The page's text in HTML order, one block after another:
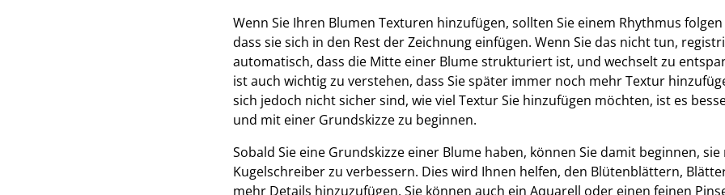
Wenn Sie Ihren Blumen Texturen hinzufügen, sollten Sie einem Rhythmus
dass sie sich in den Rest der Zeichnung einfügen. Wenn Sie das nicht tun,
automatisch, dass die Mitte einer Blume strukturiert ist, und wechselt zu
ist auch wichtig zu verstehen, dass Sie später immer noch mehr Textur
sich jedoch nicht sicher sind, wie viel Textur Sie hinzufügen möchten, ist es
und mit einer Grundskizze zu beginnen.
Sobald Sie eine Grundskizze einer Blume haben, können Sie damit beginnen,
Kugelschreiber zu verbessern. Dies wird Ihnen helfen, den Blütenblättern,
mehr Details hinzuzufügen. Sie können auch ein Aquarell oder einen feinen